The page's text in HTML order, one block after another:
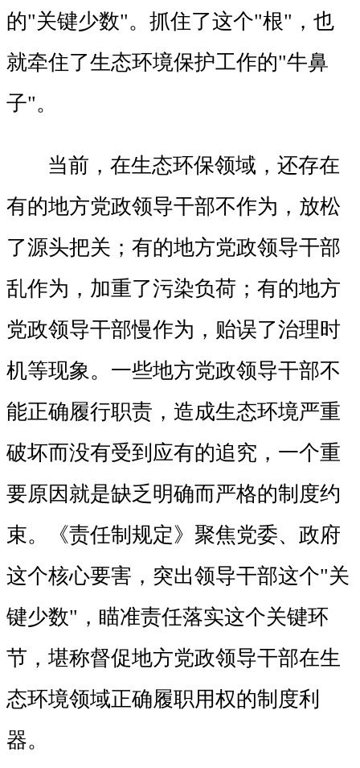
的"关键少数"。抓住了这个"根"，也
就牵住了生态环境保护工作的"牛鼻
子"。
当前，在生态环保领域，还存在
有的地方党政领导干部不作为，放松
了源头把关；有的地方党政领导干部
乱作为，加重了污染负荷；有的地方
党政领导干部慢作为，贻误了治理时
机等现象。一些地方党政领导干部不
能正确履行职责，造成生态环境严重
破坏而没有受到应有的追究，一个重
要原因就是缺乏明确而严格的制度约
束。《责任制规定》聚焦党委、政府
这个核心要害，突出领导干部这个"关
键少数"，瞄准责任落实这个关键环
节，堪称督促地方党政领导干部在生
态环境领域正确履职用权的制度利
器。